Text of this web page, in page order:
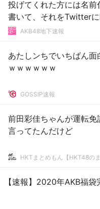
投げてくれた方には名前
書いて、それをTwitterに
AKB48地下速報
あたしンちでいちばん面
ｗｗｗｗｗｗ
GOSSIP速報
前田彩佳ちゃんが運転
言ってたんだけど
HKTまとめもん【HKT48のま
【速報】2020年AKB福袋